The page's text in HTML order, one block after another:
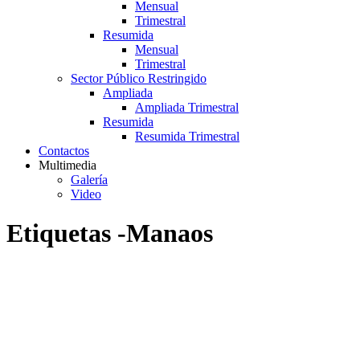
Mensual
Trimestral
Resumida
Mensual
Trimestral
Sector Público Restringido
Ampliada
Ampliada Trimestral
Resumida
Resumida Trimestral
Contactos
Multimedia
Galería
Video
Etiquetas -Manaos